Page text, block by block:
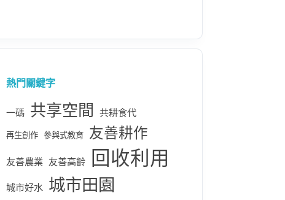
熱門關鍵字
一碼 共享空間 共耕食代
再生創作 參與式教育 友善耕作
友善農業 友善高齡 回收利用
城市好水
城市田園